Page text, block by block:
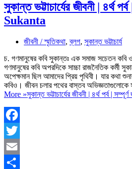
সুকান্ত ভট্টাচার্যের জীবনী | ৪র্থ
Sukanta
জীবনী / স্মৃতিকথা,ব্লগ, সুকান্ত ভট্টাচার্য
চ. গণমানুষের কবি সুকান্তঃ এক সমাজ সচেতন কবি
গণমানুষের কবি অপরদিকে সাচ্চা রাজনৈতিক কর্মী
অপেক্ষমান ছিল আমাদের প্রিয় পৃথিবী। যার কথা
কবিও। জীবন চলার পথের বাস্তব অভিজ্ঞতাগুলোকে
More »সুকান্ত ভট্টাচার্যের জীবনী | ৪র্থ পর্ব |
Facebook
Twitter
Email